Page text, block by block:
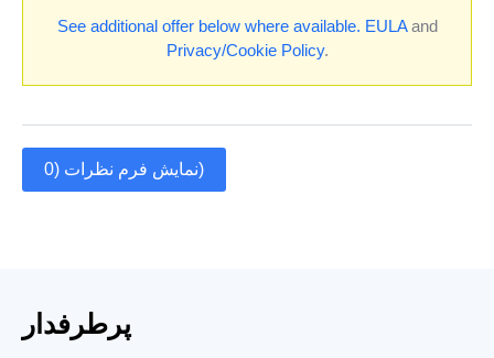
See additional offer below where available. EULAand
Privacy/Cookie Policy.
نمایش فرم نظرات (0)
پرطرفدار